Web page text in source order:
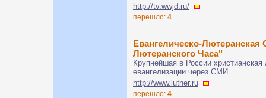
http://tv.wwjd.ru/
перешло: 4
Евангелическо-Лютеранская
Лютеранского Часа"
Крупнейшая в России
евангелизации через СМИ.
http://www.luther.ru
перешло: 4